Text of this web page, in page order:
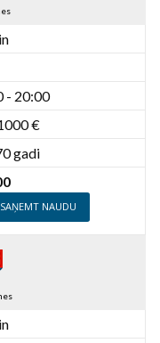
- 20:00
€
gadi
NAUDU